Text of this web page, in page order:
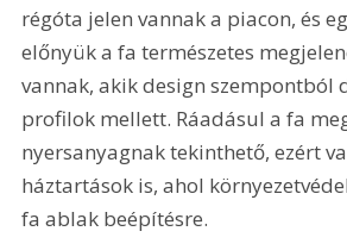
régóta jelen vannak a piacon, és
előnyük a fa természetes
vannak, akik design szempontból
profilok mellett. Ráadásul a fa
nyersanyagnak tekinthető, ezért
háztartások is, ahol
fa ablak beépítésre.